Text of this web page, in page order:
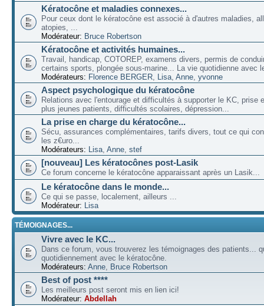
Kératocône et maladies connexes...
Pour ceux dont le kératocône est associé à d'autres maladies,
atopies, ...
Modérateur: Bruce Robertson
Kératocône et activités humaines...
Travail, handicap, COTOREP, examens divers, permis de
certains sports, plongée sous-marine... La vie quotidienne avec
Modérateurs: Florence BERGER, Lisa, Anne, yvonne
Aspect psychologique du kératocône
Relations avec l'entourage et difficultés à supporter le KC, prise
plus jeunes patients, difficultés scolaires, dépression...
La prise en charge du kératocône...
Sécu, assurances complémentaires, tarifs divers, tout ce qui
les z€uro...
Modérateurs: Lisa, Anne, stef
[nouveau] Les kératocônes post-Lasik
Ce forum concerne le kératocône apparaissant après un Lasik...
Le kératocône dans le monde...
Ce qui se passe, localement, ailleurs ...
Modérateur: Lisa
TÉMOIGNAGES...
Vivre avec le KC...
Dans ce forum, vous trouverez les témoignages des patients...
quotidiennement avec le kératocône.
Modérateurs: Anne, Bruce Robertson
Best of post ****
Les meilleurs post seront mis en lien ici!
Modérateur: Abdellah